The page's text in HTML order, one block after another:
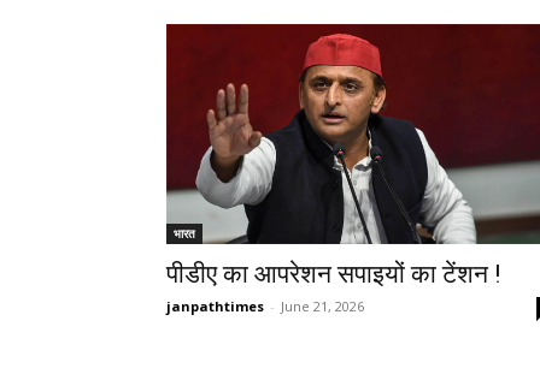
भारत
पीडीए का आपरेशन सपाइयों का टेंशन !
janpathtimes - June 21, 2026